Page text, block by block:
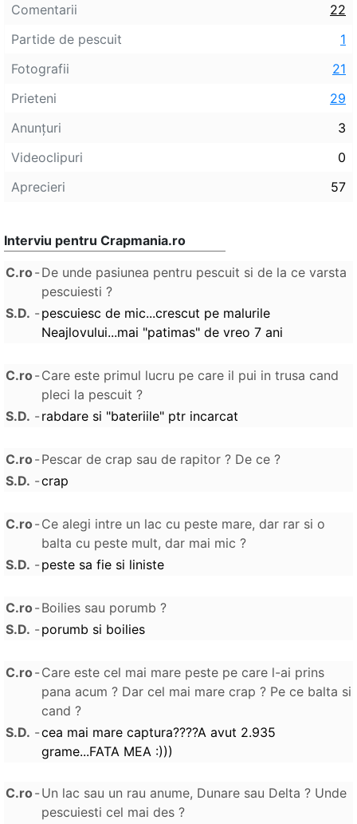
Comentarii
22
Partide de pescuit
1
Fotografii
21
Prieteni
29
Anunţuri
3
Videoclipuri
0
Aprecieri
57
Interviu pentru Crapmania.ro
C.ro-De unde pasiunea pentru pescuit si de la ce varsta
pescuiesti ?
S.D. -pescuiesc de mic...crescut pe malurile
Neajlovului...mai "patimas" de vreo 7 ani
C.ro-Care este primul lucru pe care il pui in trusa cand
pleci la pescuit ?
S.D. -rabdare si "bateriile" ptr incarcat
C.ro-Pescar de crap sau de rapitor ? De ce ?
S.D. -crap
C.ro-Ce alegi intre un lac cu peste mare, dar rar si o
balta cu peste mult, dar mai mic ?
S.D. -peste sa fie si liniste
C.ro-Boilies sau porumb ?
S.D. -porumb si boilies
C.ro-Care este cel mai mare peste pe care l-ai prins
pana acum ? Dar cel mai mare crap ? Pe ce balta si
cand ?
S.D. -cea mai mare captura????A avut 2.935
grame...FATA MEA :)))
C.ro-Un lac sau un rau anume, Dunare sau Delta ? Unde
pescuiesti cel mai des ?